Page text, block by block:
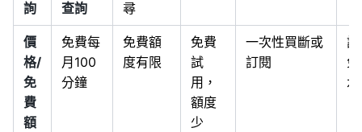
詢
查詢
尋
價
格/
免
費
額
免費每
月100
分鐘
免費額
度有限
免費
試
用，
額度
少
一次性買斷或
訂閱